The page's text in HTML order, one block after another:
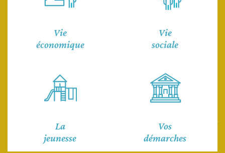
Vie
économique
Vie
sociale
La
jeunesse
Vos
démarches
Découvrez la commune de Châtillon-sur-Colmont
EN SAVOIR PLUS